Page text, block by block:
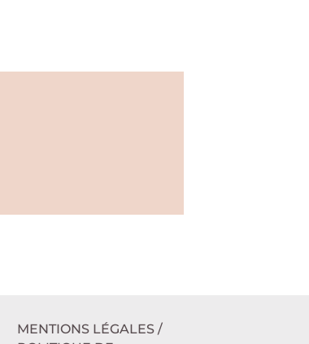
MENTIONS LÉGALES /